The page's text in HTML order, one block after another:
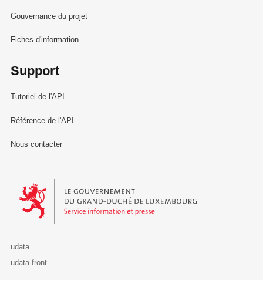
Gouvernance du projet
Fiches d'information
Support
Tutoriel de l'API
Référence de l'API
Nous contacter
Le Gouvernement du Grand-Duché de Luxembourg - Service
udata
udata-front